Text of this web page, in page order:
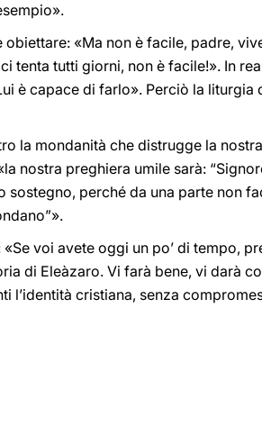
«Ma non è facile, padre,
tenta tutti giorni, non è facile!». In
è capace di farlo». Perciò la
la mondanità che distrugge la
nostra preghiera umile sarà:
perché da una parte non
voi avete oggi un po’ di tempo,
di Eleàzaro. Vi farà bene, vi darà
l’identità cristiana, senza